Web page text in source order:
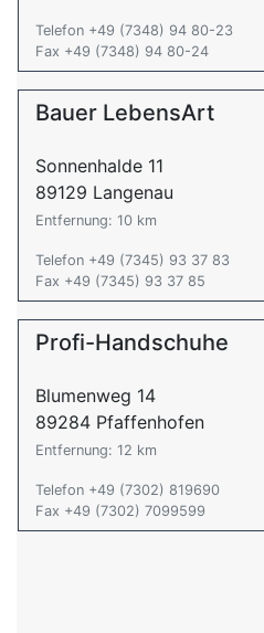
Telefon +49 (7348) 94 80-23
Fax +49 (7348) 94 80-24
Bauer LebensArt
Sonnenhalde 11
89129 Langenau
Entfernung: 10 km
Telefon +49 (7345) 93 37 83
Fax +49 (7345) 93 37 85
Profi-Handschuhe
Blumenweg 14
89284 Pfaffenhofen
Entfernung: 12 km
Telefon +49 (7302) 819690
Fax +49 (7302) 7099599